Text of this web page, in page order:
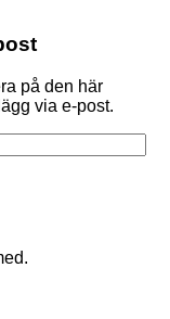
på den här
via e-post.